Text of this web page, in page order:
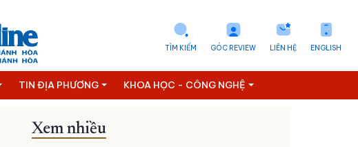
ENGLISH
LIÊN HỆ
GÓC REVIEW
TÌM KIẾM
TIN ĐỊA PHƯƠNG KHOA HỌC - CÔNG NGHỆ
Xem nhiều